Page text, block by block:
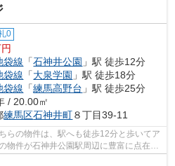
0
袋線 「石神井公園 」駅 徒歩12分
袋線 「大泉学園 」駅 徒歩18分
袋線 「練馬高野台 」駅 徒歩25分
/ 20.00㎡
練馬区石神井町８丁目39-11
らの物件は、駅へも徒歩12分と歩いてア
物件が石神井公園駅周辺に豊富に点在し